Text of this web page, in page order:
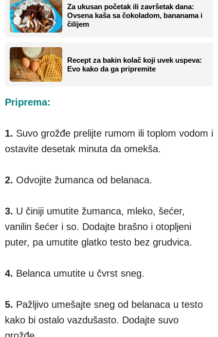
Za ukusan početak ili završetak dana:
Ovsena kaša sa čokoladom, bananama i
čilijem
Recept za bakin kolač koji uvek uspeva:
Evo kako da ga pripremite
Priprema:
1. Suvo grožđe prelijte rumom ili toplom vodom i
ostavite desetak minuta da omekša.
2. Odvojite žumanca od belanaca.
3. U činiji umutite žumanca, mleko, šećer,
vanilin šećer i so. Dodajte brašno i otopljeni
puter, pa umutite glatko testo bez grudvica.
4. Belanca umutite u čvrst sneg.
5. Pažljivo umešajte sneg od belanaca u testo
kako bi ostalo vazdušasto. Dodajte suvo